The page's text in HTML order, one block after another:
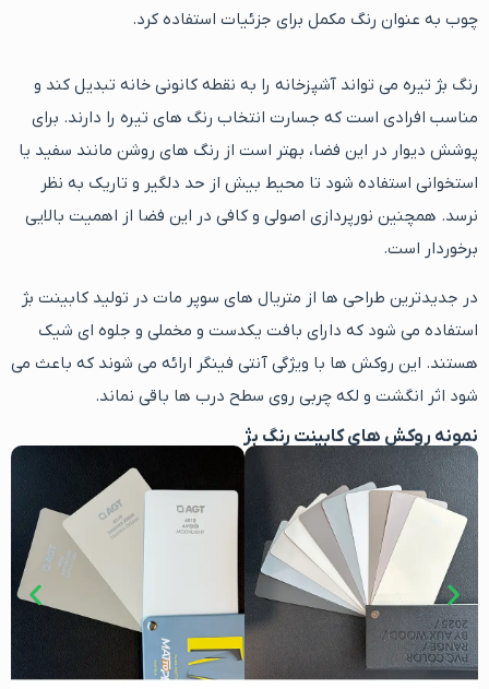
چوب به عنوان رنگ مکمل برای جزئیات استفاده کرد.
رنگ بژ تیره می تواند آشپزخانه را به نقطه کانونی خانه تبدیل کند و
مناسب افرادی است که جسارت انتخاب رنگ های تیره را دارند. برای
پوشش دیوار در این فضا، بهتر است از رنگ های روشن مانند سفید یا
استخوانی استفاده شود تا محیط بیش از حد دلگیر و تاریک به نظر
نرسد. همچنین نورپردازی اصولی و کافی در این فضا از اهمیت بالایی
برخوردار است.
در جدیدترین طراحی ها از متریال های سوپر مات در تولید کابینت بژ
استفاده می شود که دارای بافت یکدست و مخملی و جلوه ای شیک
هستند. این روکش ها با ویژگی آنتی فینگر ارائه می شوند که باعث می
شود اثر انگشت و لکه چربی روی سطح درب ها باقی نماند.
نمونه روکش های کابینت رنگ بژ